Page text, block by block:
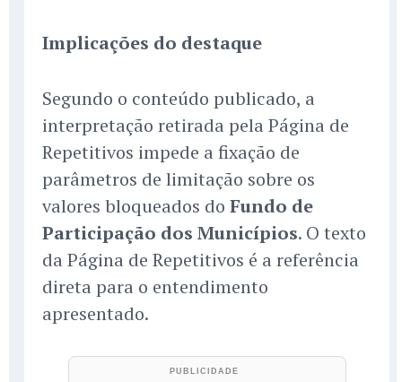
Implicações do destaque
Segundo o conteúdo publicado, a
interpretação retirada pela Página de
Repetitivos impede a fixação de
parâmetros de limitação sobre os
valores bloqueados do Fundo de
Participação dos Municípios. O texto
da Página de Repetitivos é a referência
direta para o entendimento
apresentado.